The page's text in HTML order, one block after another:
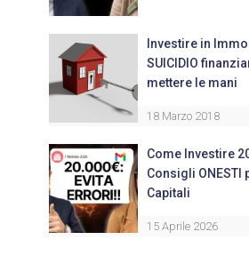
Investire in
SUICIDIO
mettere le mani
18 Marzo 2018
Come Investire
Consigli ONESTI
Capitali
15 Aprile 2026